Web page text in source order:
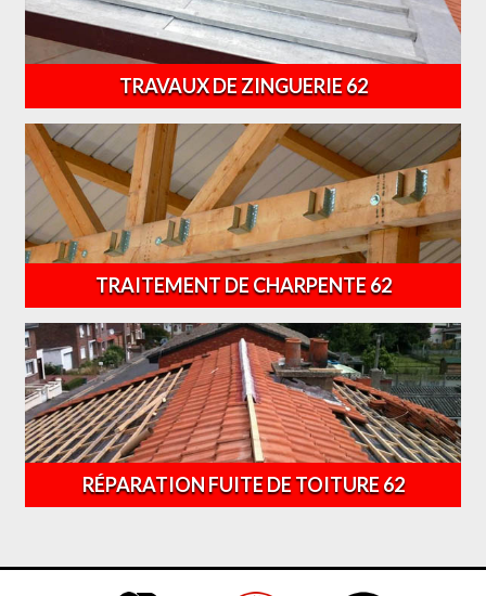
TRAVAUX DE ZINGUERIE 62
TRAITEMENT DE CHARPENTE 62
RÉPARATION FUITE DE TOITURE 62